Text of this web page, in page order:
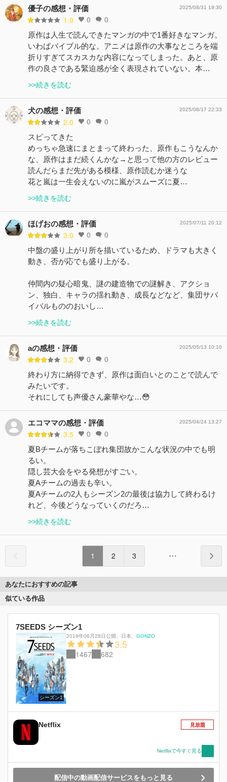
優子の感想・評価
1.0 0 0
2025/08/31 19:30
原作は人生で読んできたマンガの中で1番好きなマンガ。
いわばバイブル的な。アニメは原作の大事なところを端
折りすぎてスカスカな内容になってしまった。あと、原
作の良さである緊迫感が全く表現されていない。本…
>>続きを読む
犬の感想・評価
2.0 0 0
2025/08/17 22:33
スピってきた
めっちゃ急速にまとまって終わった、原作もこうなんか
な、原作はまだ続くんかな→と思って他の方のレビュー
読んだらまだ先がある模様、原作読むか迷うな
花と嵐は一生会えないのに嵐がスムーズに夏…
>>続きを読む
ほげおの感想・評価
3.0 0 0
2025/07/11 20:12
中盤の盛り上がり所を描いているため、ドラマも大きく
動き、否が応でも盛り上がる。
仲間内の疑心暗鬼、謎の建造物での謎解き、アクショ
ン、独白、キャラの揺れ動き、成長などなど、集団サバ
イバルもののおいし…
>>続きを読む
aの感想・評価
3.2 0 0
2025/05/13 10:10
終わり方に納得できず、原作は面白いとのことで読んで
みたいです。
それにしても声優さん豪華やな…😳
エコママの感想・評価
3.5 0 0
2025/04/24 13:27
夏Bチームが落ちこぼれ集団故かこんな状況の中でも明
るい。
隠し芸大会をやる発想がすごい。
夏Aチームの過去も辛い。
夏Aチームの2人もシーズン2の最後は協力して終わるけ
れど、今後どうなっていくのだろ…
>>続きを読む
1 2 3
あなたにおすすめの記事
似ている作品
7SEEDS シーズン1
シーズン1
2019年06月28日公開 日本 GONZO
3.5
1467 682
Netflix 見放題
Netflixで今すぐ見る
配信中の動画配信サービスをもっと見る